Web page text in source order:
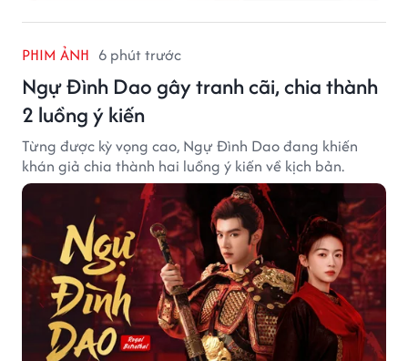
PHIM ẢNH 6 phút trước
Ngự Đình Dao gây tranh cãi, chia thành
2 luồng ý kiến
Từng được kỳ vọng cao, Ngự Đình Dao đang khiến
khán giả chia thành hai luồng ý kiến về kịch bản.